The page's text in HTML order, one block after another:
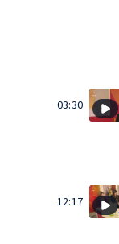
03:30
12:17